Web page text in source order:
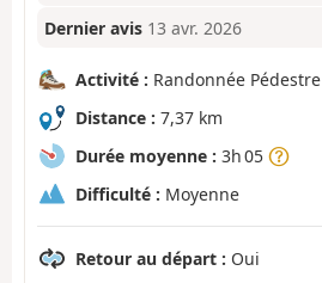
Dernier avis 13 avr. 2026
Activité : Randonnée Pédestre
Distance : 7,37 km
Durée moyenne : 3h 05
Difficulté : Moyenne
Retour au départ : Oui